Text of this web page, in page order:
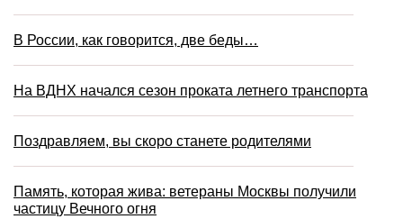
В России, как говорится, две беды…
На ВДНХ начался сезон проката летнего транспорта
Поздравляем, вы скоро станете родителями
Память, которая жива: ветераны Москвы получили
частицу Вечного огня